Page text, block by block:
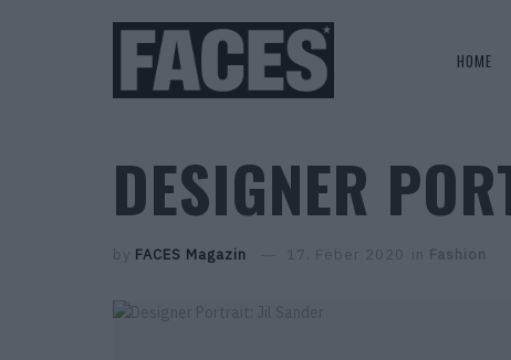
HOME
DESIGNER
by FACES Magazin 17. Feber 2020 in Fashion